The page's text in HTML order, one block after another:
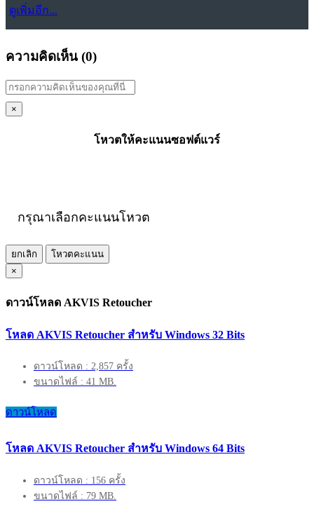
ดูเพิ่มอีก...
ความคิดเห็น (0)
×
โหวตให้คะแนนซอฟต์แวร์
กรุณาเลือกคะแนนโหวต
ยกเลิก
โหวตคะแนน
×
ดาวน์โหลด AKVIS Retoucher
โหลด AKVIS Retoucher สำหรับ Windows 32 Bits
ดาวน์โหลด : 2,857 ครั้ง
ขนาดไฟล์ : 41 MB.
ดาวน์โหลด
โหลด AKVIS Retoucher สำหรับ Windows 64 Bits
ดาวน์โหลด : 156 ครั้ง
ขนาดไฟล์ : 79 MB.